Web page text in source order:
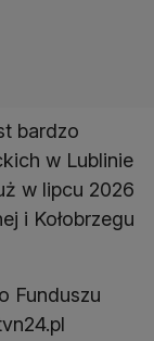
bardzo
w Lublinie
w lipcu 2026
i Kołobrzegu
Funduszu